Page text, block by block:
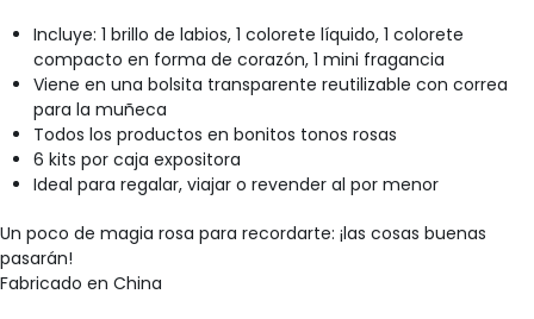
Incluye: 1 brillo de labios, 1 colorete líquido, 1 colorete
compacto en forma de corazón, 1 mini fragancia
Viene en una bolsita transparente reutilizable con correa
para la muñeca
Todos los productos en bonitos tonos rosas
6 kits por caja expositora
Ideal para regalar, viajar o revender al por menor
Un poco de magia rosa para recordarte: ¡las cosas buenas
pasarán!
Fabricado en China